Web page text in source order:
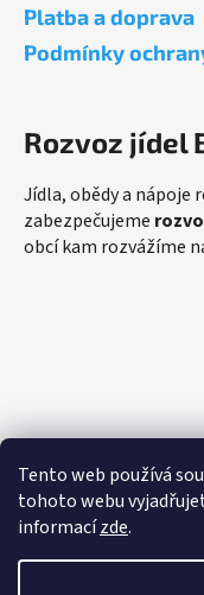
Tento web používá
tohoto webu
informacízde.
Platba a doprava
Podmínky
Rozvoz jídel
Jídla, obědy a nápoje
zabezpečujeme
obcí kam rozvážíme
Přijímáme